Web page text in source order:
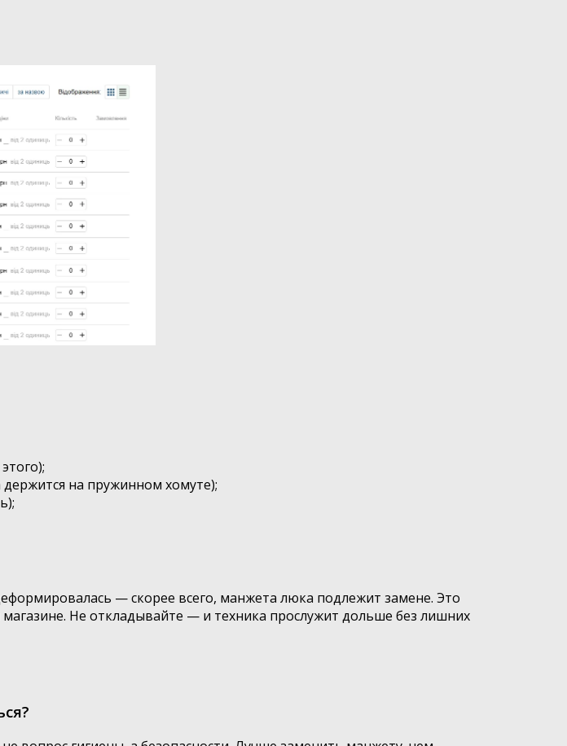
на пружинном хомуте);
— скорее всего, манжета люка подлежит замене. Это
Не откладывайте — и техника прослужит дольше без лишних